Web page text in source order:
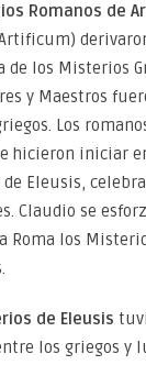
Romanos de
de los Misterios
y Maestros
Los
hicieron iniciar
Eleusis,
Claudio se
Roma los
de Eleusis
los griegos y